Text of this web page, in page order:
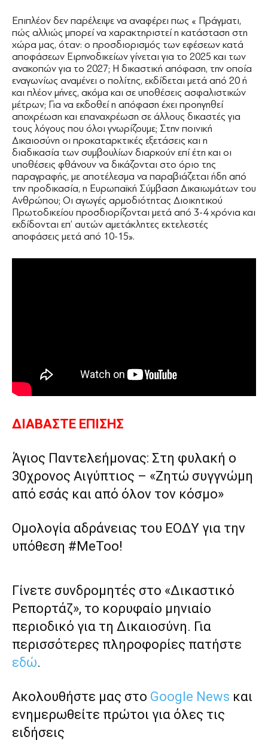
Επιπλέον δεν παρέλειψε να αναφέρει πως « Πράγματι,
πώς αλλιώς μπορεί να χαρακτηριστεί η κατάσταση στη
χώρα μας, όταν: ο προσδιορισμός των εφέσεων κατά
αποφάσεων Ειρηνοδικείων γίνεται για το 2025 και των
ανακοπών για το 2027; Η δικαστική απόφαση, την οποία
εναγωνίως αναμένει ο πολίτης, εκδίδεται μετά από 20 ή
και πλέον μήνες, ακόμα και σε υποθέσεις ασφαλιστικών
μέτρων; Για να εκδοθεί η απόφαση έχει προηγηθεί
αποχρέωση και επαναχρέωση σε άλλους δικαστές για
τους λόγους που όλοι γνωρίζουμε; Στην ποινική
Δικαιοσύνη οι προκαταρκτικές εξετάσεις και η
διαδικασία των συμβουλίων διαρκούν επί έτη και οι
υποθέσεις φθάνουν να δικάζονται στο όριο της
παραγραφής, με αποτέλεσμα να παραβιάζεται ήδη από
την προδικασία, η Ευρωπαϊκή Σύμβαση Δικαιωμάτων του
Ανθρώπου; Οι αγωγές αρμοδιότητας Διοικητικού
Πρωτοδικείου προσδιορίζονται μετά από 3-4 χρόνια και
εκδίδονται επ’ αυτών αμετάκλητες εκτελεστές
αποφάσεις μετά από 10-15».
ΔΙΑΒΑΣΤΕ ΕΠΙΣΗΣ
Άγιος Παντελεήμονας: Στη φυλακή ο
30χρονος Αιγύπτιος – «Ζητώ συγγνώμη
από εσάς και από όλον τον κόσμο»
Ομολογία αδράνειας του ΕΟΔΥ για την
υπόθεση #MeToo!
Γίνετε συνδρομητές στο «Δικαστικό
Ρεπορτάζ», το κορυφαίο μηνιαίο
περιοδικό για τη Δικαιοσύνη. Για
περισσότερες πληροφορίες πατήστε
εδώ.
Ακολουθήστε μας στο Google News και
ενημερωθείτε πρώτοι για όλες τις
ειδήσεις